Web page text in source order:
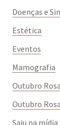
Doenças e
Estética
Eventos
Mamografia
Outubro Rosa
Outubro
Saiu na mídia